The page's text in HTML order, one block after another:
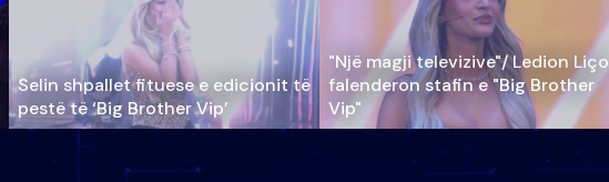
Selin shpallet fituese e edicionit të
pestë të ‘Big Brother Vip’
"Një magji televizive"/ Ledion Liço
falenderon stafin e "Big Brother
Vip"